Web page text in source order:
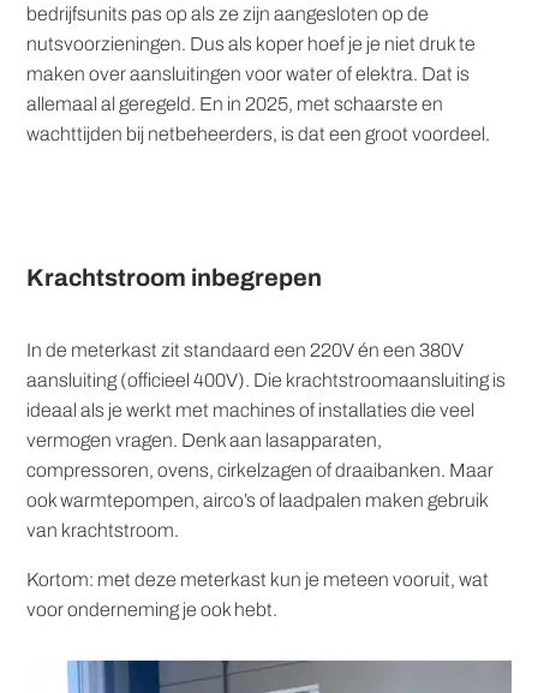
bedrijfsunits pas op als ze zijn aangesloten op de
nutsvoorzieningen. Dus als koper hoef je je niet druk te
maken over aansluitingen voor water of elektra. Dat is
allemaal al geregeld. En in 2025, met schaarste en
wachttijden bij netbeheerders, is dat een groot voordeel.
Krachtstroom inbegrepen
In de meterkast zit standaard een 220V én een 380V
aansluiting (officieel 400V). Die krachtstroomaansluiting is
ideaal als je werkt met machines of installaties die veel
vermogen vragen. Denk aan lasapparaten,
compressoren, ovens, cirkelzagen of draaibanken. Maar
ook warmtepompen, airco’s of laadpalen maken gebruik
van krachtstroom.
Kortom: met deze meterkast kun je meteen vooruit, wat
voor onderneming je ook hebt.